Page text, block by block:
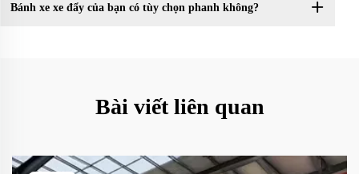
Bánh xe xe đẩy của bạn có tùy chọn phanh không?
Bài viết liên quan